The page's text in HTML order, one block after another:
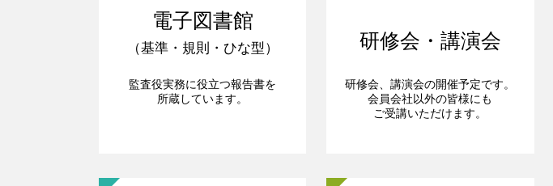
電子図書館
（基準・規則・ひな型）
監査役実務に役立つ報告書を
所蔵しています。
研修会・講演会
研修会、講演会の開催予定です。
会員会社以外の皆様にも
ご受講いただけます。